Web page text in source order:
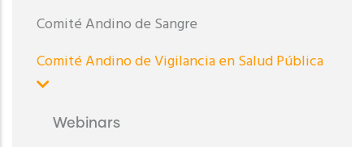
Comité Andino de Sangre
Comité Andino de Vigilancia en Salud Pública
Webinars